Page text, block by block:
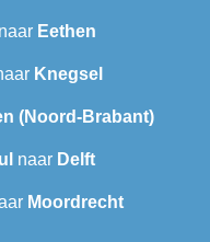
naar Eethen
Knegsel
(Noord-Brabant)
naar Delft
Moordrecht